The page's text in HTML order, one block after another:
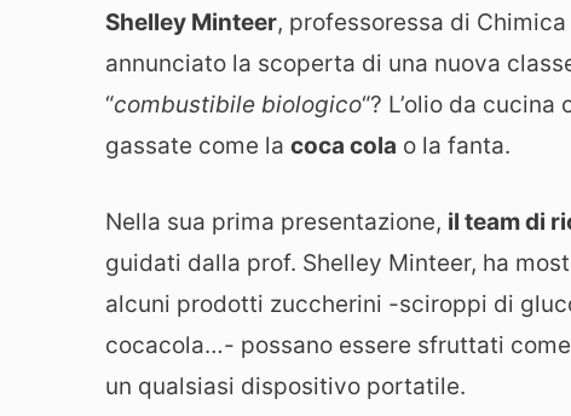
Shelley Minteer, professoressa di
annunciato la scoperta di una nuova
“combustibile biologico“? L’olio da
gassate come la coca cola o la fanta.
Nella sua prima presentazione, il team di
guidati dalla prof. Shelley Minteer, ha
alcuni prodotti zuccherini -sciroppi di
cocacola…- possano essere sfruttati
un qualsiasi dispositivo portatile.